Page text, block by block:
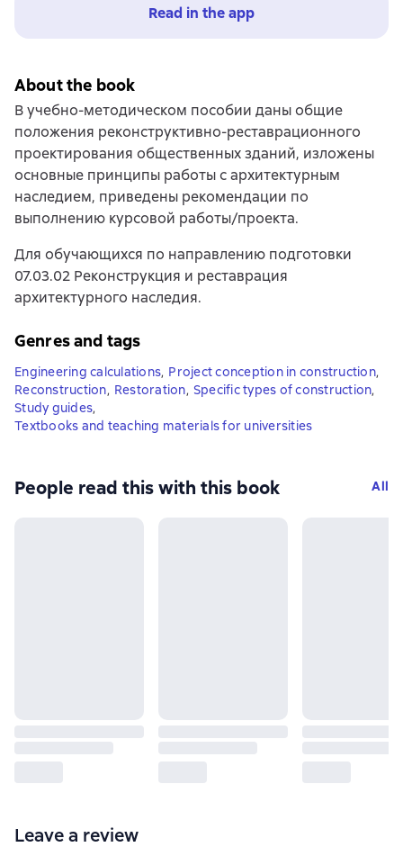
Read in the app
About the book
В учебно-методическом пособии даны общие
положения реконструктивно-реставрационного
проектирования общественных зданий, изложены
основные принципы работы с архитектурным
наследием, приведены рекомендации по
выполнению курсовой работы/проекта.
Для обучающихся по направлению подготовки
07.03.02 Реконструкция и реставрация
архитектурного наследия.
Genres and tags
Engineering calculations, Project conception in construction,
Reconstruction, Restoration, Specific types of construction,
Study guides,
Textbooks and teaching materials for universities
People read this with this book All
Leave a review